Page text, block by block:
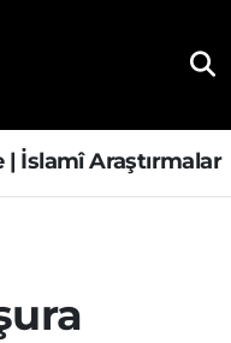
| İslamî Araştırmalar
Fikstür